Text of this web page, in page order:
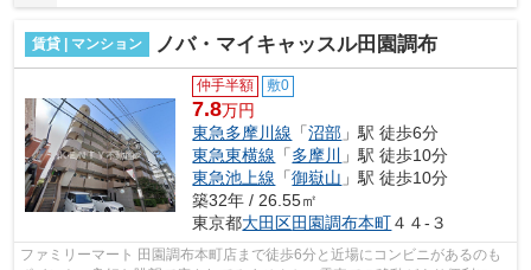
賃貸 | マンション ノバ・マイキャッスル田園調布
仲手半額 敷0
7.8万円
東急多摩川線 「沼部 」駅 徒歩6分
東急東横線 「多摩川
」駅 徒歩10分
東急池上線 「御嶽山 」駅 徒歩10分
築32年 / 26.55㎡
東京都大田区田園調布本町４４-３
ファミリーマート 田園調布本町店まで徒歩6分と近場にコンビニがあるのも